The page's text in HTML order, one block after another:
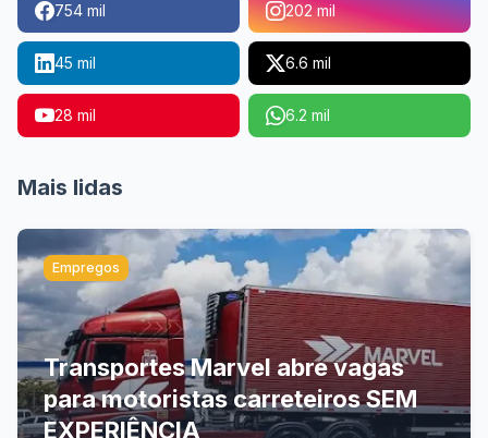
754 mil 202 mil
45 mil 6.6 mil
28 mil 6.2 mil
Mais lidas
Empregos
Transportes Marvel abre vagas
para motoristas carreteiros SEM
EXPERIÊNCIA